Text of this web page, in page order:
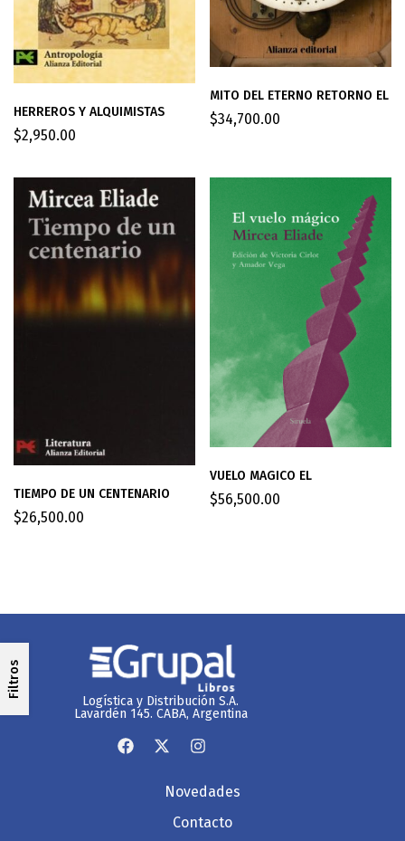
Filtros
HERREROS Y ALQUIMISTAS
$2,950.00
MITO DEL ETERNO RETORNO EL
$34,700.00
TIEMPO DE UN CENTENARIO
$26,500.00
VUELO MAGICO EL
$56,500.00
Logística y Distribución S.A.
Lavardén 145. CABA, Argentina
Novedades
Contacto